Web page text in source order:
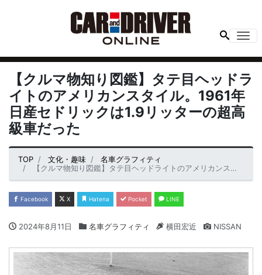
【クルマ物知り図鑑】タテ目ヘッドラ
イトのアメリカンスタイル。1961年
日産セドリックは1.9リッターの超高
級車だった
TOP 文化・趣味
名車グラフィティ
【クルマ物知り図鑑】タテ目ヘッドライトのアメリカンスタイル。1961年日産セドリックは1.9リッターの超高級車だった
Facebook X Hatena Pocket LINE
2024年8月11日 名車グラフィティ 横田宏近 NISSAN